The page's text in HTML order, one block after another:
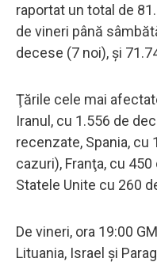
raportat un total de
de vineri până
decese (7 noi), şi
Ţările cele mai
Iranul, cu 1.556 de
recenzate, Spania, cu
cazuri), Franţa, cu
Statele Unite cu 260
De vineri, ora 19:00
Lituania, Israel şi